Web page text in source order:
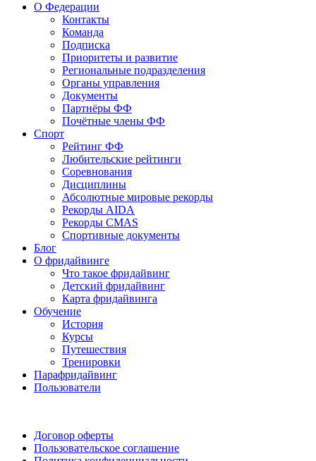
О Федерации
Контакты
Команда
Подписка
Приоритеты и развитие
Региональные подразделения
Органы управления
Документы
Партнёры ФФ
Почётные члены ФФ
Спорт
Рейтинг ФФ
Любительские рейтинги
Соревнования
Дисциплины
Абсолютные мировые рекорды
Рекорды AIDA
Рекорды CMAS
Спортивные документы
Блог
О фридайвинге
Что такое фридайвинг
Детский фридайвинг
Карта фридайвинга
Обучение
История
Курсы
Путешествия
Тренировки
Парафридайвинг
Пользователи
Договор оферты
Пользовательское соглашение